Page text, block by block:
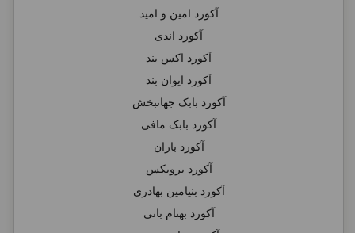
آکورد امین و امید
آکورد اندی
آکورد اکس بند
آکورد ایوان بند
آکورد بابک جهانبخش
آکورد بابک مافی
آکورد باران
آکورد بروبکس
آکورد بنیامین بهادری
آکورد بهنام بانی